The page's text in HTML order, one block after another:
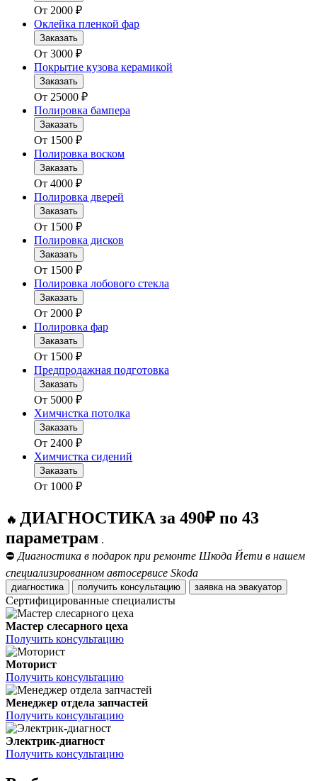
От 2000 ₽
Оклейка пленкой фар
Заказать
От 3000 ₽
Покрытие кузова керамикой
Заказать
От 25000 ₽
Полировка бампера
Заказать
От 1500 ₽
Полировка воском
Заказать
От 4000 ₽
Полировка дверей
Заказать
От 1500 ₽
Полировка дисков
Заказать
От 1500 ₽
Полировка лобового стекла
Заказать
От 2000 ₽
Полировка фар
Заказать
От 1500 ₽
Предпродажная подготовка
Заказать
От 5000 ₽
Химчистка потолка
Заказать
От 2400 ₽
Химчистка сидений
Заказать
От 1000 ₽
🔥 ДИАГНОСТИКА за 490₽ по 43
параметрам .
⛔ Диагностика в подарок при ремонте Шкода Йети в нашем
специализированном автосервисе Skoda
диагностика получить консультацию заявка на эвакуатор
Сертифицированные специалисты
Мастер слесарного цеха
Получить консультацию
Моторист
Получить консультацию
Менеджер отдела запчастей
Получить консультацию
Электрик-диагност
Получить консультацию